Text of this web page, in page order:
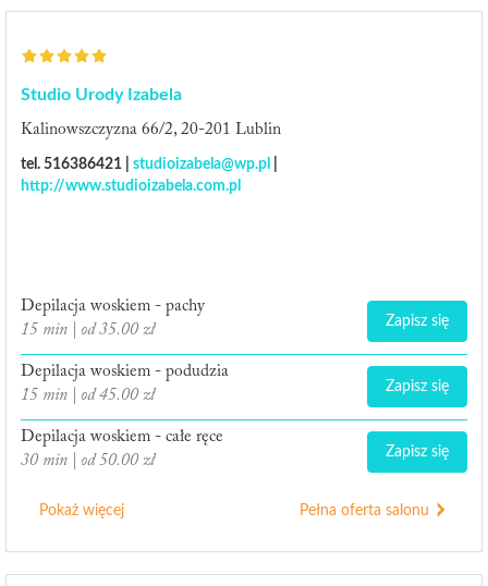
Studio Urody Izabela
Kalinowszczyzna 66/2, 20-201 Lublin
tel. 516386421 | studioizabela@wp.pl
http://www.studioizabela.com.pl
Zapisz się
Depilacja woskiem - pachy
15 min | od 35.00 zł
Zapisz się
Depilacja woskiem - podudzia
15 min | od 45.00 zł
Zapisz się
Depilacja woskiem - całe ręce
30 min | od 50.00 zł
Pokaż więcej Pełna oferta salonu